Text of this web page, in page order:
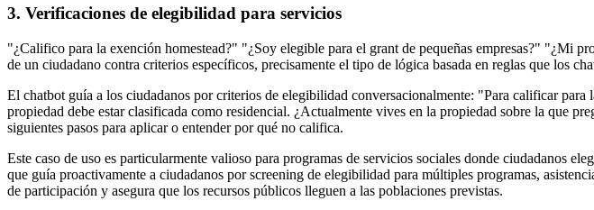
3. Verificaciones de elegibilidad para servicios
"¿Califico para la exención homestead?" "¿Soy elegible para el grant de pequeñas empresas?" "¿Mi
de un ciudadano contra criterios específicos, precisamente el tipo de lógica basada en reglas que los
El chatbot guía a los ciudadanos por criterios de elegibilidad conversacionalmente: "Para calificar
propiedad debe estar clasificada como residencial. ¿Actualmente vives en la propiedad sobre la que
siguientes pasos para aplicar o entender por qué no califica.
Este caso de uso es particularmente valioso para programas de servicios sociales donde ciudadanos
que guía proactivamente a ciudadanos por screening de elegibilidad para múltiples programas,
de participación y asegura que los recursos públicos lleguen a las poblaciones previstas.